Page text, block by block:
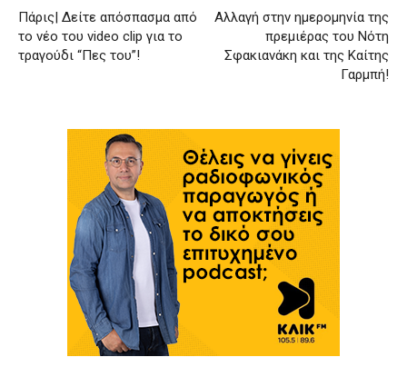
Πάρις| Δείτε απόσπασμα από
το νέο του video clip για το
τραγούδι “Πες του”!
Αλλαγή στην ημερομηνία της
πρεμιέρας του Νότη
Σφακιανάκη και της Καίτης
Γαρμπή!